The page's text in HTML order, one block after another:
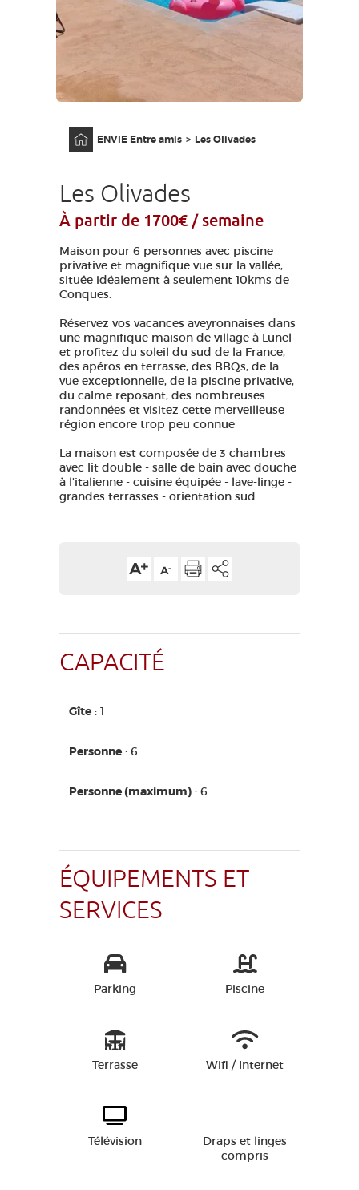
MA SÉLECTION
FR
ENVIE Entre amis Les Olivades
Les Olivades
À partir de 1700€ / semaine
Maison pour 6 personnes avec piscine
privative et magnifique vue sur la vallée,
située idéalement à seulement 10kms de
Conques.
Réservez vos vacances aveyronnaises dans
une magnifique maison de village à Lunel
et profitez du soleil du sud de la France,
des apéros en terrasse, des BBQs, de la
vue exceptionnelle, de la piscine privative,
du calme reposant, des nombreuses
randonnées et visitez cette merveilleuse
région encore trop peu connue
La maison est composée de 3 chambres
avec lit double - salle de bain avec douche
à l'italienne - cuisine équipée - lave-linge -
grandes terrasses - orientation sud.
CAPACITÉ
Gîte : 1
Personne : 6
Personne (maximum) : 6
ÉQUIPEMENTS ET
SERVICES
Parking Piscine
Terrasse Wifi / Internet
Télévision
Draps et linges
compris